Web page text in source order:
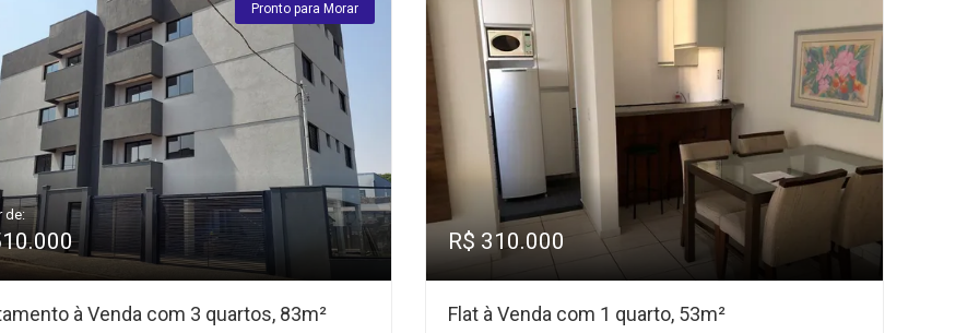
Pronto para Morar
de:
à Venda com 3 quartos, 83m²
R$ 310.000
Flat à Venda com 1 quarto, 53m²